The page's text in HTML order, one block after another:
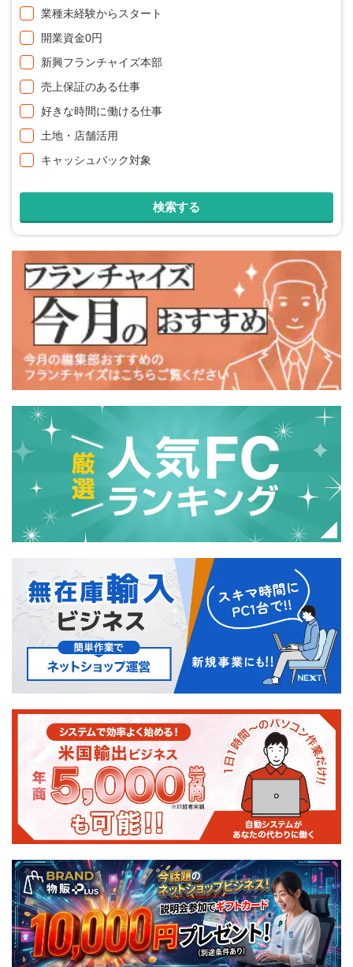
業種未経験からスタート
開業資金0円
新興フランチャイズ本部
売上保証のある仕事
好きな時間に働ける仕事
土地・店舗活用
キャッシュバック対象